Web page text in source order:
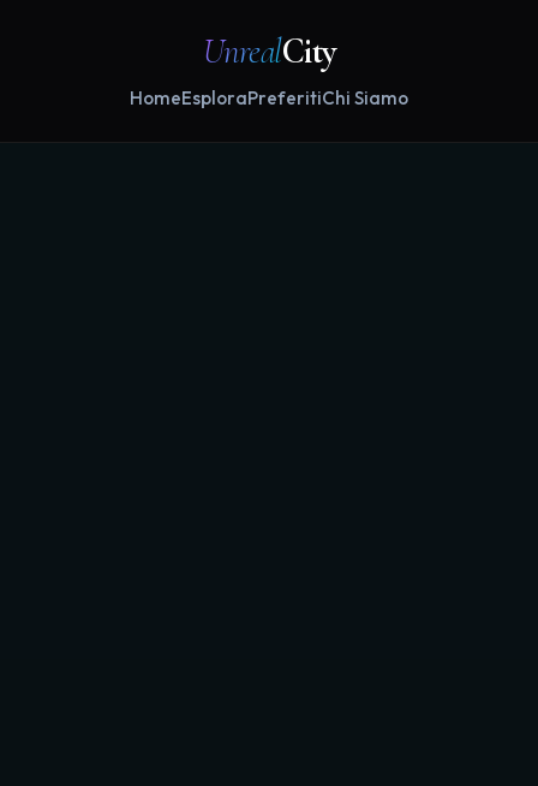
UnrealCity
HomeEsploraPreferitiChi Siamo